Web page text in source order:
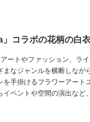
」コラボの花柄の白
アートやファッション、ラ
まなジャンルを横断しなが
を手掛けるフラワーアート
イベントや空間の演出など